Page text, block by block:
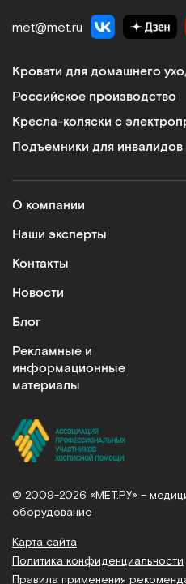
met@met.ru
Кровати для домашнего
Российское производство
Кресла-коляски с
Подъемники для инвалидов
О компании
Наши эксперты
Контакты
Новости
Блог
Рекламные и
информационные
материалы
© 2009-2026 «МЕТ.РУ» –
оборудование
Карта сайта
Политика конфиденциальности
Правила применения